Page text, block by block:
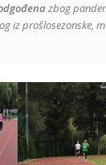
zbog
iz prošlosezonske,